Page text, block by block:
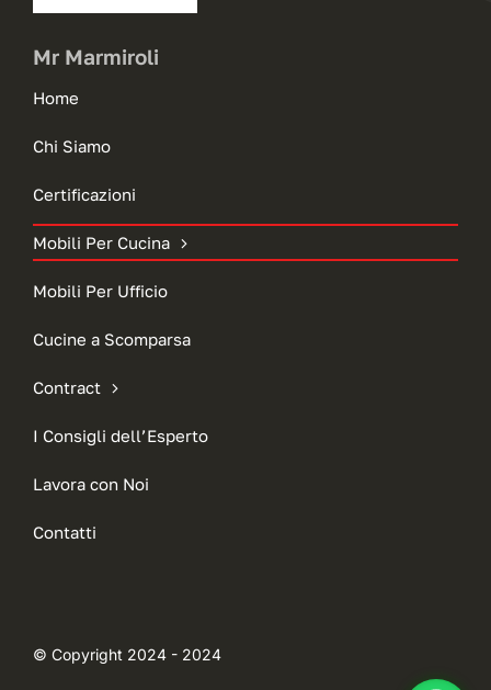
Mr Marmiroli
Home
Chi Siamo
Certificazioni
Mobili Per Cucina
Mobili Per Ufficio
Cucine a Scomparsa
Contract
I Consigli dell’Esperto
Lavora con Noi
Contatti
© Copyright 2024 - 2024